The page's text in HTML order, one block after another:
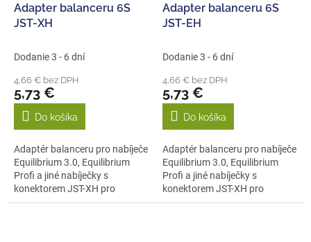
Adapter balanceru 6S
JST-XH
Dodanie 3 - 6 dní
4,66 € bez DPH
5,73 €
Do košíka
Adaptér balanceru pro nabíječe
Equilibrium 3.0, Equilibrium
Profi a jiné nabíječky s
konektorem JST-XH pro
lithiové...
Adapter balanceru 6S
JST-EH
Dodanie 3 - 6 dní
4,66 € bez DPH
5,73 €
Do košíka
Adaptér balanceru pro nabíječe
Equilibrium 3.0, Equilibrium
Profi a jiné nabíječky s
konektorem JST-XH pro
lithiové...